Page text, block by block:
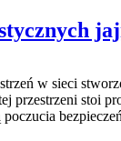
w sieci
przestrzeni stoi
poczucia